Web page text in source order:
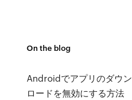
On the blog
Androidでアプリのダウン
ロードを無効にする方法